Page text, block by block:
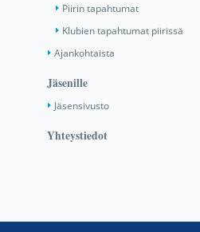
Piirin tapahtumat
Klubien tapahtumat piirissä
Ajankohtaista
Jäsenille
Jäsensivusto
Yhteystiedot